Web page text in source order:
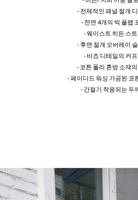
- 전체적인 패널 절개
- 전면 4개의 빅 플랩
- 웨이스트 히든 스
- 후면 절개 오버레이
- 비죠 디테일의 커
- 코튼 폴리 혼방 소재
- 페이디드 워싱 가공된 코
- 간절기 착용되는 두